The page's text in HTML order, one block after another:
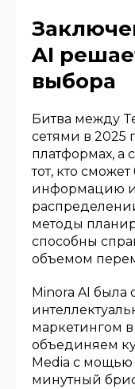
AI
выбора
Битва между
сетями в 2025
платформах, а
тот, кто
информацию
методы
способны
объемом
Minora AI была
маркетингом
объединяем
Media с мощью
минутный